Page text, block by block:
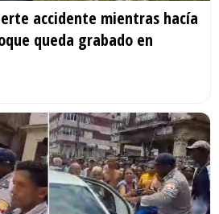
accidente mientras hacía
queda grabado en